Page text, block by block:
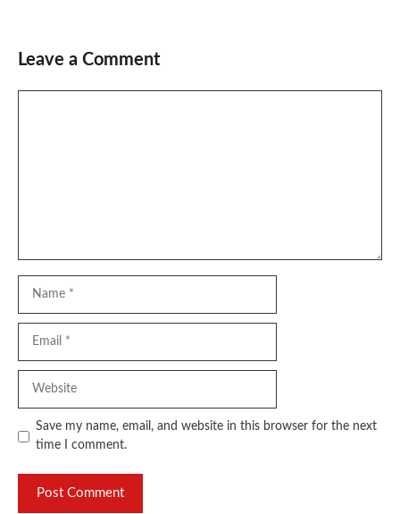
Leave a Comment
Save my name, email, and website in this browser for the next
time I comment.